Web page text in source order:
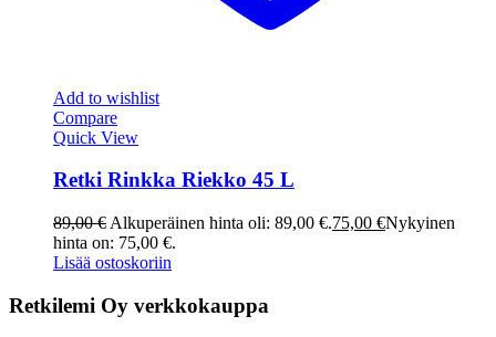
Add to wishlist
Compare
Quick View
Retki Rinkka Riekko 45 L
89,00€ Alkuperäinen hinta oli: 89,00 €.75,00 €Nykyinen
hinta on: 75,00 €.
Lisää ostoskoriin
Retkilemi Oy verkkokauppa